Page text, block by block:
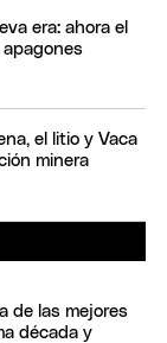
era: ahora el
el litio y Vaca
minera
de las mejores
década y